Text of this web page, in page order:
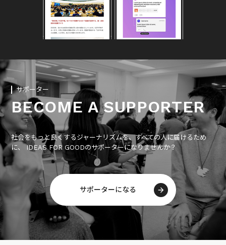
サポーター
BECOME A SUPPORTER
社会をもっと良くするジャーナリズムを、すべての人に届けるため
に、 IDEAS FOR GOODのサポーターになりませんか？
サポーターになる